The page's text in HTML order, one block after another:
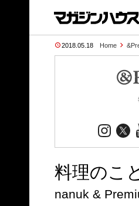
2018.05.18 Home
料理のこ
nanuk &